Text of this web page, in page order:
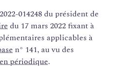
014248 du président de
du 17 mars 2022 fixant à
applicables à
n° 141, au vu des
périodique.